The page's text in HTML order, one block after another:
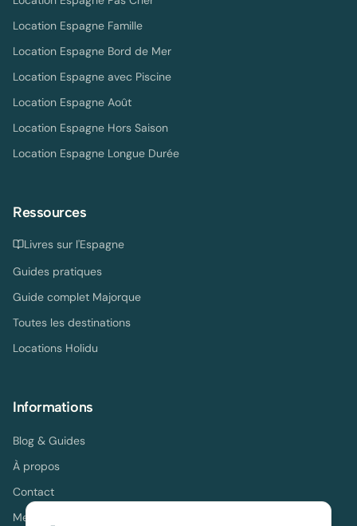
Location Espagne Famille
Location Espagne Bord de Mer
Location Espagne avec Piscine
Location Espagne Août
Location Espagne Hors Saison
Location Espagne Longue Durée
Ressources
Livres sur l'Espagne
Guides pratiques
Guide complet Majorque
Toutes les destinations
Locations Holidu
Informations
Blog & Guides
À propos
Contact
Mentions légales